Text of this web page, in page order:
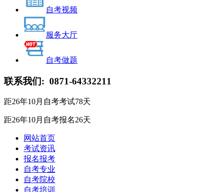
自考视频
服务大厅
自考做题
联系我们: 0871-64332211
距26年10月自考考试78天
距26年10月自考报名26天
网站首页
考试资讯
报名报考
自考专业
自考院校
自考培训